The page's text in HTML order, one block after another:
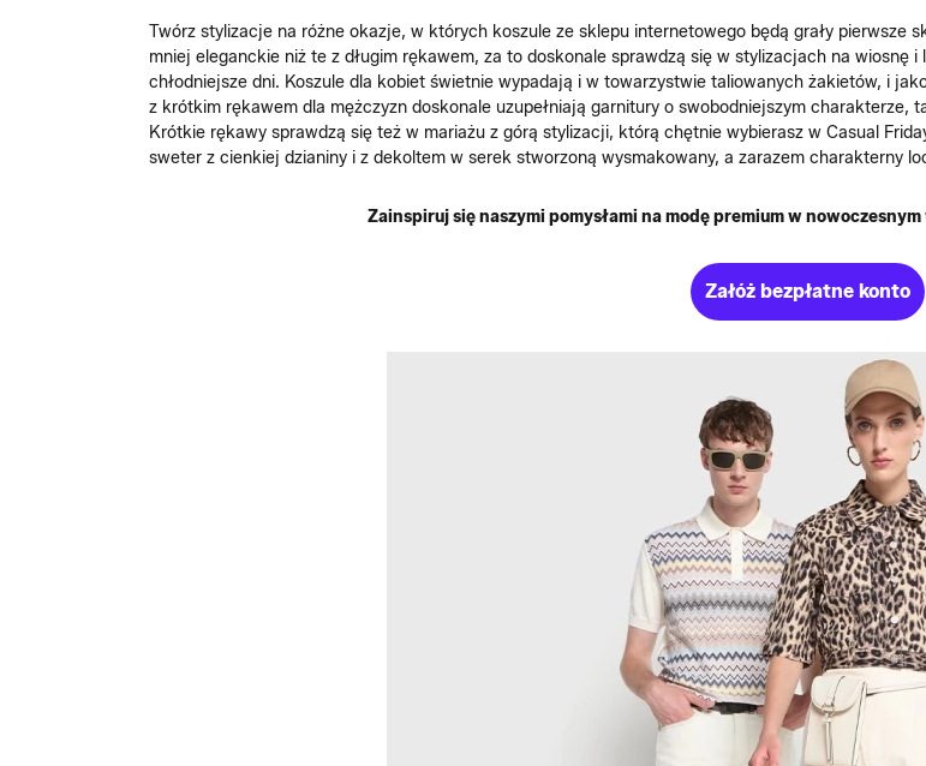
Twórz stylizacje na różne okazje, w których koszule ze sklepu internetowego będą grały pierwsze
mniej eleganckie niż te z długim rękawem, za to doskonale sprawdzą się w stylizacjach na wiosnę
chłodniejsze dni. Koszule dla kobiet świetnie wypadają i w towarzystwie taliowanych żakietów, i
z krótkim rękawem dla mężczyzn doskonale uzupełniają garnitury o swobodniejszym
Krótkie rękawy sprawdzą się też w mariażu z górą stylizacji, którą chętnie wybierasz w Casual
sweter z cienkiej dzianiny i z dekoltem w serek stworzoną wysmakowany, a zarazem charakterny
Zainspiruj się naszymi pomysłami na modę premium w
Załóż bezpłatne konto